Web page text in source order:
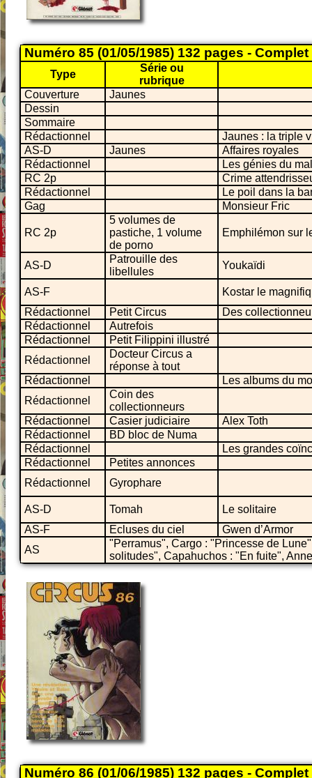
Numéro 85 (01/05/1985) 132 pages - Complet
Type
Série ou
rubrique
Couverture
Jaunes
Dessin
Sommaire
Rédactionnel
Jaunes : la triple
AS-D
Jaunes
Affaires royales
Rédactionnel
Les génies du mal
RC 2p
Crime
Rédactionnel
Le poil dans la
Gag
Monsieur Fric
RC 2p
5 volumes de
pastiche, 1 volume
de porno
Emphilémon sur
AS-D
Patrouille des
libellules
Youkaïdi
AS-F
Kostar le
Rédactionnel
Petit Circus
Des
Rédactionnel
Autrefois
Rédactionnel
Petit Filippini illustré
Rédactionnel
Docteur Circus a
réponse à tout
Rédactionnel
Les albums du
Rédactionnel
Coin des
collectionneurs
Rédactionnel
Casier judiciaire
Alex Toth
Rédactionnel
BD bloc de Numa
Rédactionnel
Les grandes
Rédactionnel
Petites annonces
Rédactionnel
Gyrophare
AS-D Tomah
Le solitaire
AS-F
Ecluses du ciel
Gwen d’Armor
AS
"Perramus", Cargo : "Princesse de
solitudes", Capahuchos : "En fuite",
Numéro 86 (01/06/1985) 132 pages - Complet